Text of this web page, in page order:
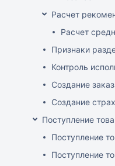
Расчет
Расчет
Признаки
Контроль
Создание
Создание
Поступление
Поступление
Поступление